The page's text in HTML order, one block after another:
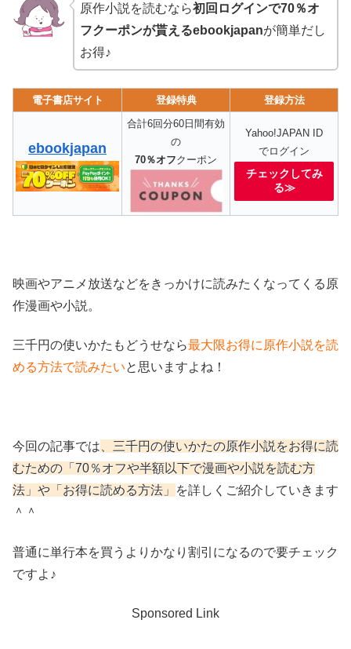
原作小説を読むなら初回ログインで70％オ
フクーポンが貰えるebookjapanが簡単だし
お得♪
電子書店サイト 登録特典 登録方法
ebookjapan
合計6回分60日間有効
の
70％オフクーポン
Yahoo!JAPAN ID
でログイン
チェックしてみ
る≫
映画やアニメ放送などをきっかけに読みたくなってくる原
作漫画や小説。
三千円の使いかたもどうせなら最大限お得に原作小説を読
める方法で読みたいと思いますよね！
今回の記事では 、三千円の使いかたの原作小説をお得に読
むための「70％オフや半額以下で漫画や小説を読む方
法」や「お得に読める方法」
を詳しくご紹介していきます
＾＾
普通に単行本を買うよりかなり割引になるので要チェック
ですよ♪
Sponsored Link